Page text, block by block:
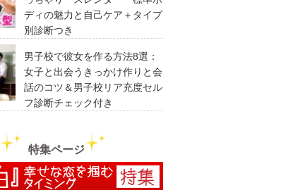
ディの魅力と自己ケア＋タイプ
別診断つき
男子校で彼女を作る方法8選：
女子と出会うきっかけ作りと会
話のコツ＆男子校リア充度セル
フ診断チェック付き
特集ページ